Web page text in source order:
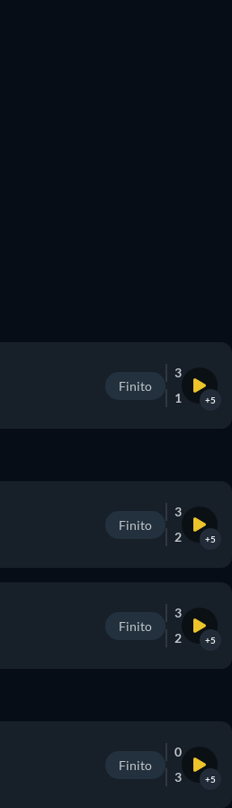
Finito
3
1
+5
Finito
3
2
+5
Finito
3
2
+5
Finito
0
3
+5